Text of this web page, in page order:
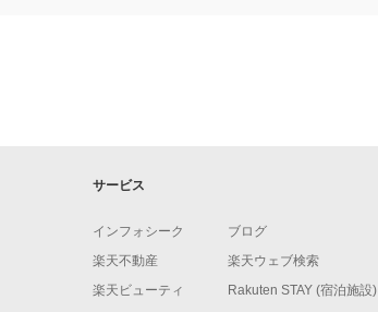
サービス
インフォシーク
楽天不動産
楽天ビューティ
ブログ
楽天ウェブ検索
Rakuten STAY (宿泊施設)